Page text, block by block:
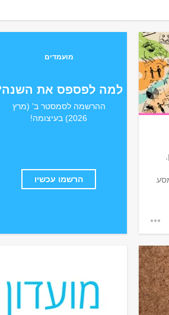
מועמדים
למה לפספס את
ההרשמה לסמסטר ב' (מרץ
2026) בעיצומה!
הרשמו עכשיו